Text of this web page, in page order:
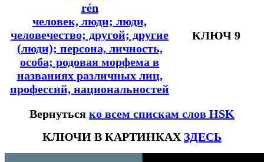
rén
человек, люди; люди,
человечество; другой; другие
(люди); персона, личность,
особа; родовая морфема в
названиях различных лиц,
профессий, национальностей
КЛЮЧ 9
Вернуться ко всем спискам слов HSK
КЛЮЧИ В КАРТИНКАХ ЗДЕСЬ